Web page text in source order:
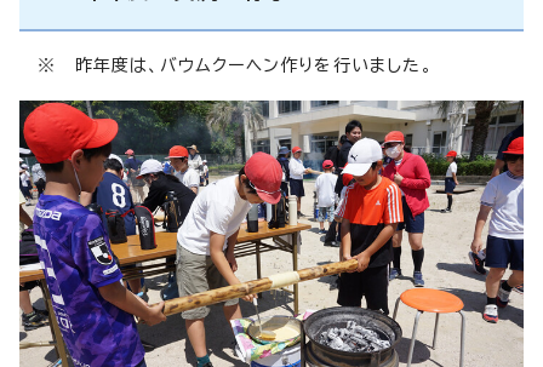
※ 昨年度は、バウムクーヘン作りを行いました。